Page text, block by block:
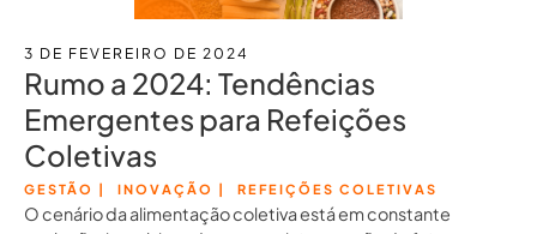
3 DE FEVEREIRO DE 2024
Rumo a 2024: Tendências
Emergentes para Refeições
Coletivas
GESTÃO INOVAÇÃO REFEIÇÕES COLETIVAS
O cenário da alimentação coletiva está em constante